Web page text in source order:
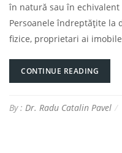
în natură sau în
Persoanele îndreptățite la
fizice, proprietari ai
CONTINUE READING
By : Dr. Radu Catalin Pavel